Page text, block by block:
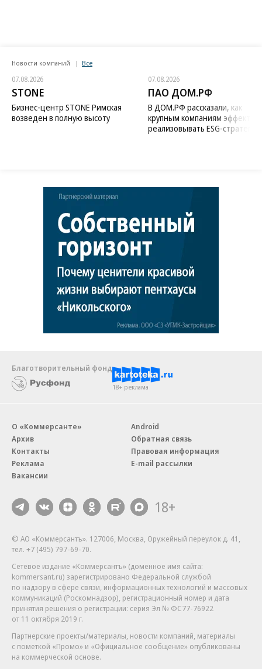
Новости компаний Все
07.08.2026
STONE
Бизнес-центр STONE Римская
возведен в полную высоту
07.08.2026
ПАО ДОМ.РФ
В ДОМ.РФ рассказали, как
крупным компаниям
реализовывать ESG-стратегию
Благотворительный фонд
18+ реклама
О «Коммерсанте»
Архив
Контакты
Реклама
Вакансии
Android
Обратная связь
Правовая информация
E-mail рассылки
18+
© АО «Коммерсантъ». 127006, Москва, Оружейный переулок д. 41,
тел. +7 (495) 797-69-70.
Сетевое издание «Коммерсантъ» (доменное имя сайта:
kommersant.ru) зарегистрировано Федеральной службой
по надзору в сфере связи, информационных технологий и массовых
коммуникаций (Роскомнадзор), регистрационный номер и дата
принятия решения о регистрации: серия Эл № ФС77-76922
от 11 октября 2019 г.
Партнерские проекты/материалы, новости компаний, материалы
с пометкой «Промо» и «Официальное сообщение» опубликованы
на коммерческой основе.